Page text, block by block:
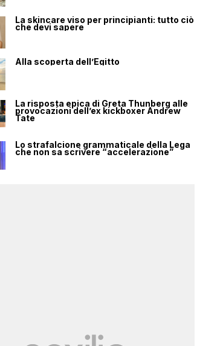
La skincare viso per principianti: tutto ciò
che devi sapere
Alla scoperta dell’Egitto
La risposta epica di Greta Thunberg alle
provocazioni dell’ex kickboxer Andrew
Tate
Lo strafalcione grammaticale della Lega
che non sa scrivere “accelerazione”